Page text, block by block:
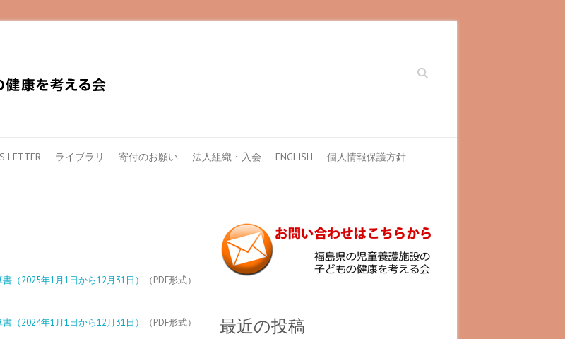
Search
LETTER ライブラリ 寄付のお願い 法人組織・入会 ENGLISH 個人情報保護方針
（2025年1月1日から12月31日）
（PDF形式）
（2024年1月1日から12月31日）
（PDF形式）
最近の投稿